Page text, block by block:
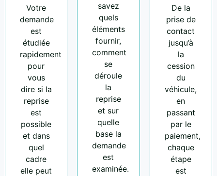
Votre
demande
est
étudiée
rapidement
pour
vous
dire si la
reprise
est
possible
et dans
quel
cadre
elle peut
savez
quels
éléments
fournir,
comment
se
déroule
la
reprise
et sur
quelle
base la
demande
est
examinée.
De la
prise de
contact
jusqu’à
la
cession
du
véhicule,
en
passant
par le
paiement,
chaque
étape
est